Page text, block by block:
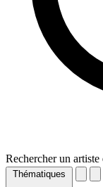
Rechercher un artiste
Thématiques